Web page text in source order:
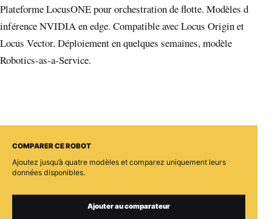
Plateforme LocusONE pour orchestration de flotte. Modèles d
inférence NVIDIA en edge. Compatible avec Locus Origin et
Locus Vector. Déploiement en quelques semaines, modèle
Robotics-as-a-Service.
COMPARER CE ROBOT
Ajoutez jusqu’à quatre modèles et comparez uniquement leurs
données disponibles.
Ajouter au comparateur